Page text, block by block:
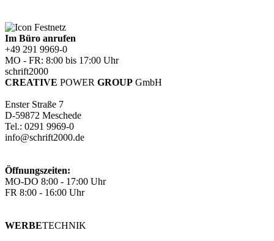
Im Büro anrufen
+49 291 9969-0
MO - FR: 8:00 bis 17:00 Uhr
schrift2000
CREATIVE POWER GROUP GmbH
Enster Straße 7
D-59872 Meschede
Tel.: 0291 9969-0
info@schrift2000.de
Öffnungszeiten:
MO-DO 8:00 - 17:00 Uhr
FR 8:00 - 16:00 Uhr
WERBETECHNIK